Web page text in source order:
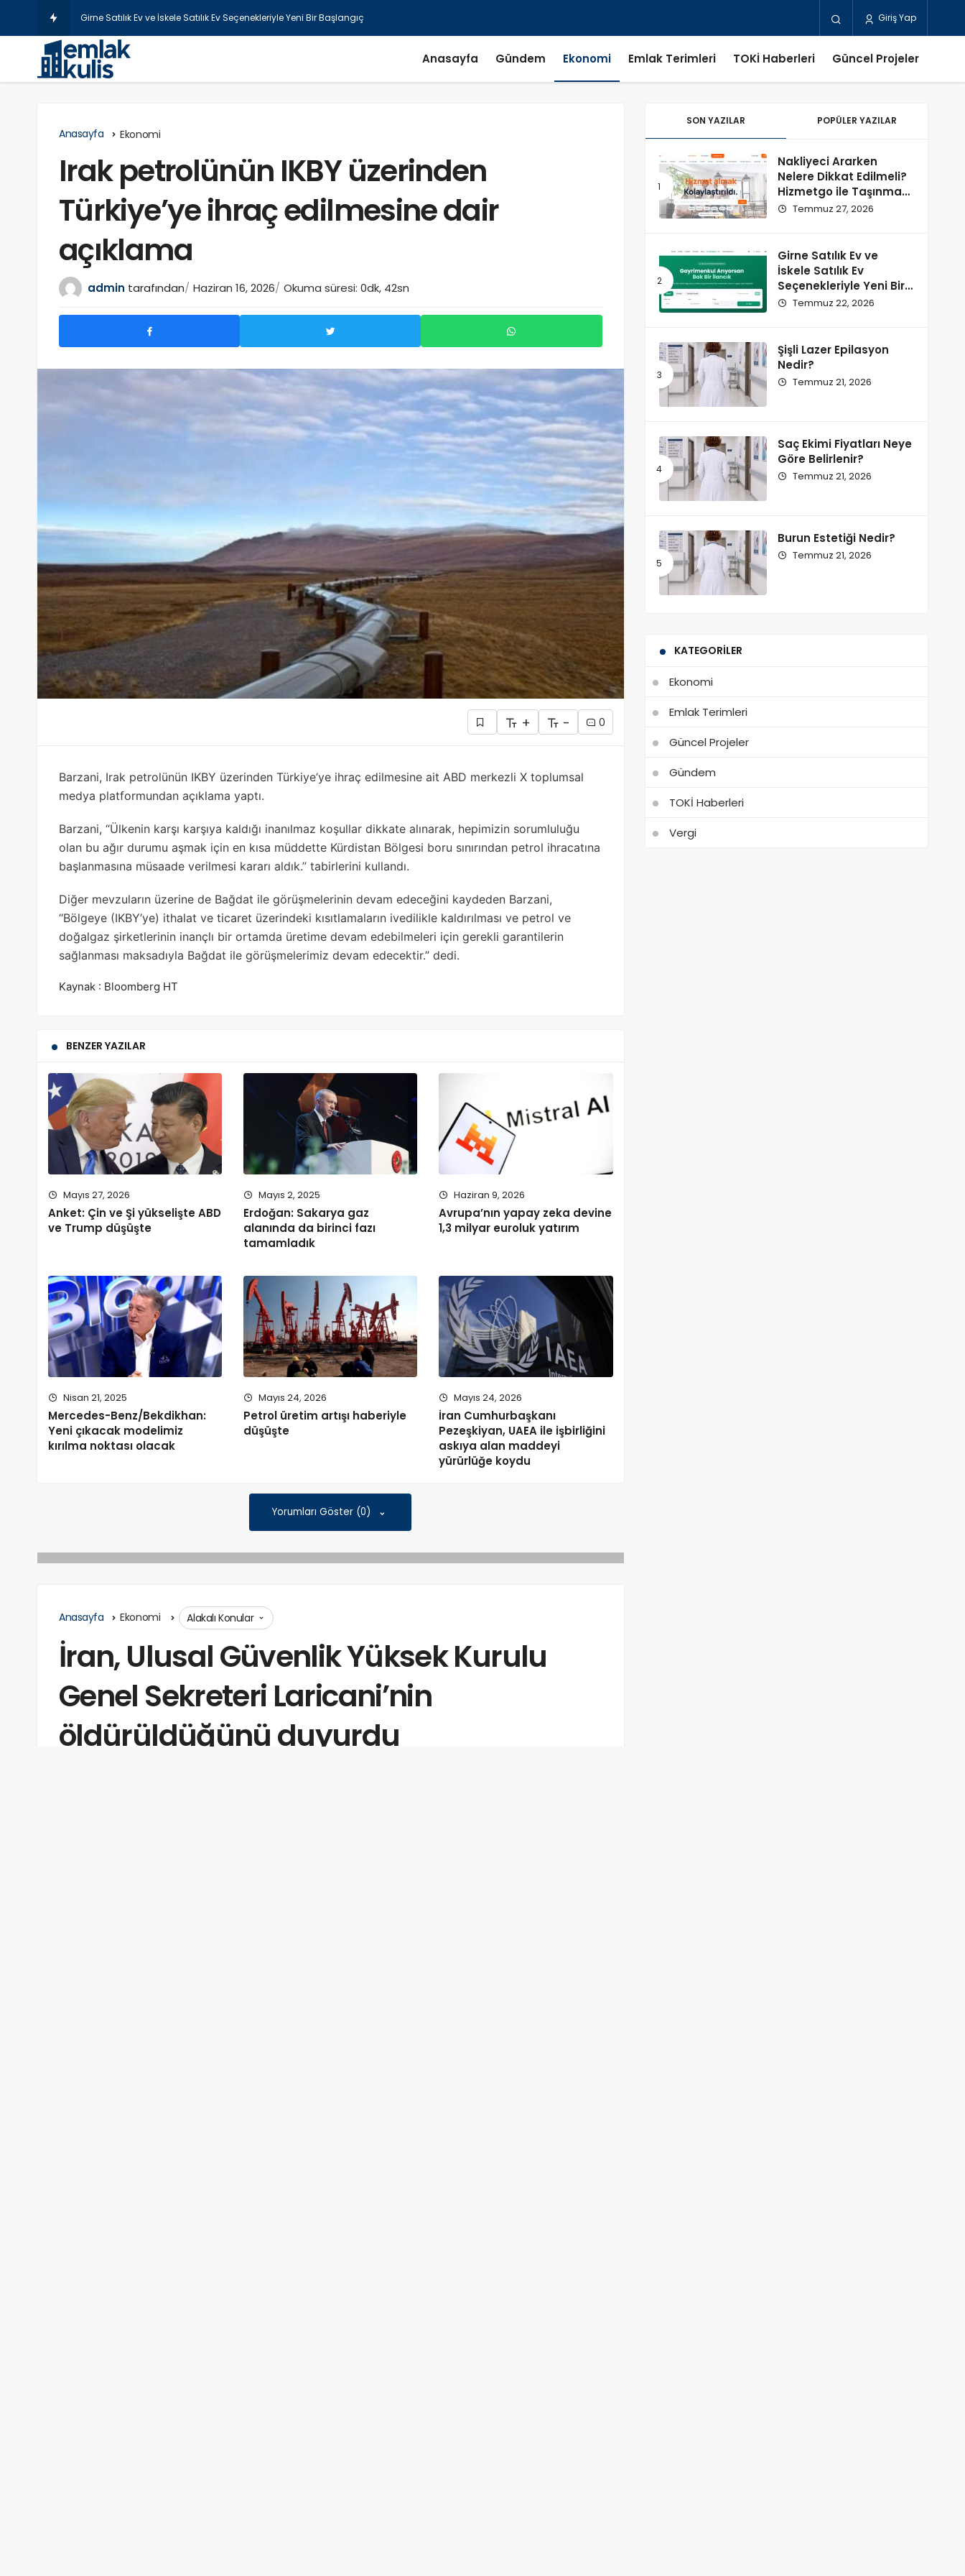
Şişl Giriş Yap
Anasayfa Gündem Ekonomi Emlak Terimleri TOKİ Haberleri Güncel Projeler
Anasayfa Ekonomi
Irak petrolünün IKBY üzerinden
Türkiye’ye ihraç edilmesine dair
açıklama
admin tarafından Haziran 16, 2026 Okuma süresi: 0dk, 42sn
+ - 0
Barzani, Irak petrolünün IKBY üzerinden Türkiye’ye ihraç edilmesine ait ABD merkezli X toplumsal
medya platformundan açıklama yaptı.
Barzani, “Ülkenin karşı karşıya kaldığı inanılmaz koşullar dikkate alınarak, hepimizin sorumluluğu
olan bu ağır durumu aşmak için en kısa müddette Kürdistan Bölgesi boru sınırından petrol ihracatına
başlanmasına müsaade verilmesi kararı aldık.” tabirlerini kullandı.
Diğer mevzuların üzerine de Bağdat ile görüşmelerinin devam edeceğini kaydeden Barzani,
“Bölgeye (IKBY’ye) ithalat ve ticaret üzerindeki kısıtlamaların ivedilikle kaldırılması ve petrol ve
doğalgaz şirketlerinin inançlı bir ortamda üretime devam edebilmeleri için gerekli garantilerin
sağlanması maksadıyla Bağdat ile görüşmelerimiz devam edecektir.” dedi.
Kaynak : Bloomberg HT
BENZER YAZILAR
Mayıs 27, 2026
Anket: Çin ve Şi yükselişte ABD
ve Trump düşüşte
Mayıs 2, 2025
Erdoğan: Sakarya gaz
alanında da birinci fazı
tamamladık
Haziran 9, 2026
Avrupa’nın yapay zeka devine
1,3 milyar euroluk yatırım
Nisan 21, 2025
Mercedes-Benz/Bekdikhan:
Yeni çıkacak modelimiz
kırılma noktası olacak
Mayıs 24, 2026
Petrol üretim artışı haberiyle
düşüşte
Mayıs 24, 2026
İran Cumhurbaşkanı
Pezeşkiyan, UAEA ile işbirliğini
askıya alan maddeyi
yürürlüğe koydu
Yorumları Göster (0)
Anasayfa Ekonomi Alakalı Konular
İran, Ulusal Güvenlik Yüksek Kurulu
Genel Sekreteri Laricani’nin
öldürüldüğünü duyurdu
SON YAZILAR POPÜLER YAZILAR
Nakliyeci Ararken
Nelere Dikkat Edilmeli?
Hizmetgo ile Taşınma
Sürecini Kolaylaştırın
Temmuz 27, 2026
Girne Satılık Ev ve
İskele Satılık Ev
Seçenekleriyle Yeni Bir
Başlangıç
Temmuz 22, 2026
Şişli Lazer Epilasyon
Nedir?
Temmuz 21, 2026
Saç Ekimi Fiyatları Neye
Göre Belirlenir?
Temmuz 21, 2026
Burun Estetiği Nedir?
Temmuz 21, 2026
KATEGORILER
Ekonomi
Emlak Terimleri
Güncel Projeler
Gündem
TOKİ Haberleri
Vergi